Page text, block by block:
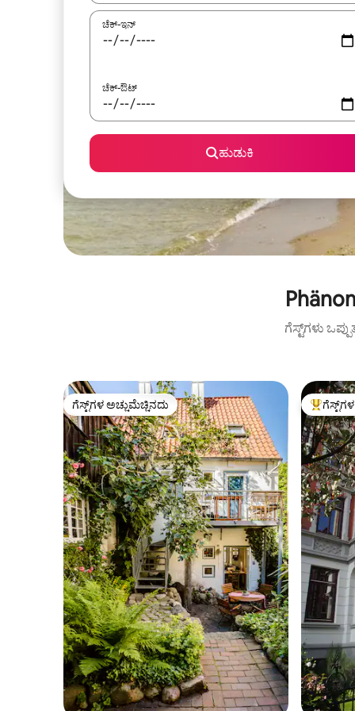
ಚೆಕ್-ಇನ್
ಚೆಕ್-ಔಟ್
ಹುಡುಕಿ
ಗೆಸ್ಟ್‌ಗಳು
ಗೆಸ್ಟ್‌ಗಳ ಅಚ್ಚುಮೆಚ್ಚಿನದು
ಗೆಸ್ಟ್‌ಗಳ ಅಚ್ಚುಮೆಚ್ಚಿನದು ಗೆಸ್ಟ್‌ಗಳಿಗೆ